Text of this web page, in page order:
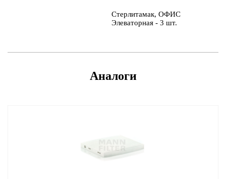
Стерлитамак, ОФИС
Элеваторная - 3 шт.
Аналоги